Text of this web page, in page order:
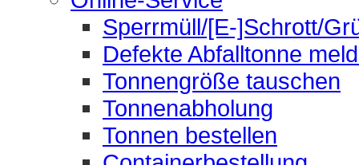
Sperrmüll/[E-]Schrott/
Defekte Abfalltonne
Tonnengröße tauschen
Tonnenabholung
Tonnen bestellen